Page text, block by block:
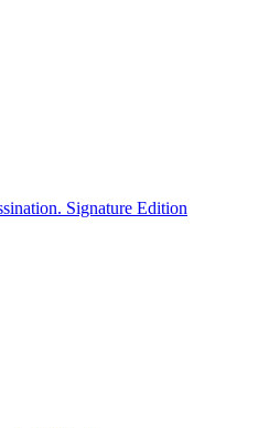
Signature Edition